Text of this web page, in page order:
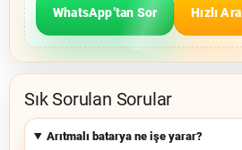
WhatsApp’tan Sor Hızlı Ara
Sık Sorulan Sorular
Arıtmalı batarya ne işe yarar?